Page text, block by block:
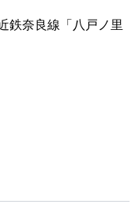
奈良線「八戸ノ里